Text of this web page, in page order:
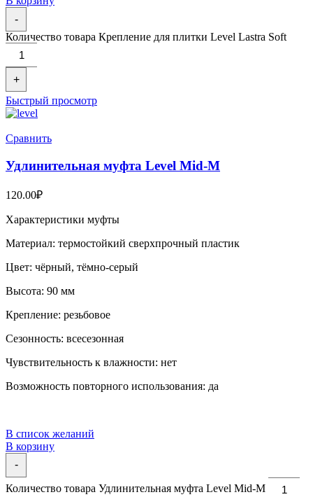
-
Количество товара Крепление для плитки Level Lastra Soft
+
Быстрый просмотр
Сравнить
Удлинительная муфта Level Mid-M
120.00₽
Характеристики муфты
Материал: термостойкий сверхпрочный пластик
Цвет: чёрный, тёмно-серый
Высота: 90 мм
Крепление: резьбовое
Сезонность: всесезонная
Чувствительность к влажности: нет
Возможность повторного использования: да
В список желаний
В корзину
-
Количество товара Удлинительная муфта Level Mid-M